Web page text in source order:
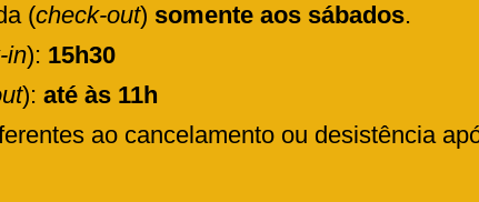
(check-out) somente aos sábados.
in): 15h30
): até às 11h
ao cancelamento ou desistência